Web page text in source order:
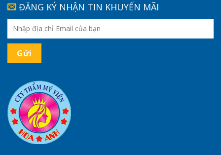
ĐĂNG KÝ NHẬN TIN KHUYẾN MÃI